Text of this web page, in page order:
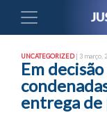
UNCATEGORIZED| 3 março,
Em
entrega